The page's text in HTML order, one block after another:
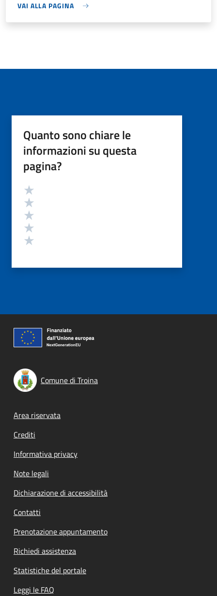
VAI ALLA PAGINA
Quanto sono chiare le
informazioni su questa
pagina?
Valutazione
Comune di Troina
Footer menu
Area riservata
Crediti
Informativa privacy
Note legali
Dichiarazione di accessibilità
Contatti
Prenotazione appuntamento
Richiedi assistenza
Statistiche del portale
Leggi le FAQ